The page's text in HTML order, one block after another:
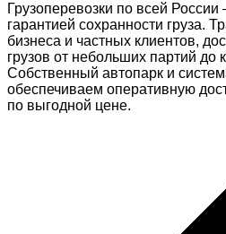
Грузоперевозки по всей
гарантией сохранности груза.
бизнеса и частных клиентов,
грузов от небольших партий до
Собственный автопарк и
обеспечиваем оперативную
по выгодной цене.